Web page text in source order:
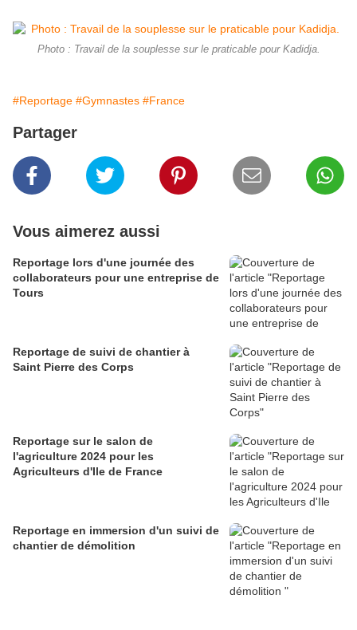
Photo : Travail de la souplesse sur le praticable pour Kadidja.
#Reportage #Gymnastes #France
Partager
Vous aimerez aussi
Reportage lors d'une journée des
collaborateurs pour une entreprise de
Tours
Reportage de suivi de chantier à
Saint Pierre des Corps
Reportage sur le salon de
l'agriculture 2024 pour les
Agriculteurs d'Ile de France
Reportage en immersion d'un suivi de
chantier de démolition